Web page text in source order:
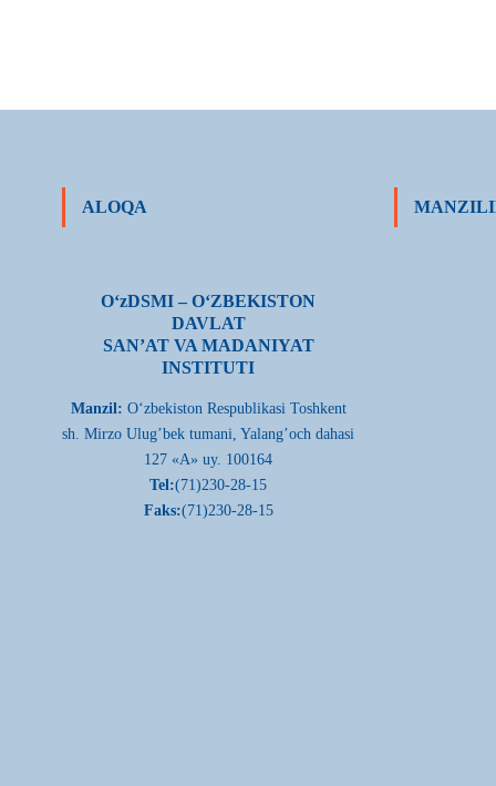
ALOQA
О‘zDSMI – О‘ZBEKISTON
DAVLAT
SAN’AT VA MADANIYAT
INSTITUTI
Manzil: О‘zbekiston Respublikasi Toshkent
sh. Mirzo Ulug’bek tumani, Yalang’och dahasi
127 «A» uy. 100164
Tel:(71)230-28-15
Faks:(71)230-28-15